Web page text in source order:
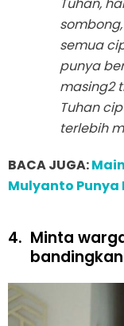
Tuhan,
semua
punya
masing2
Tuhan
terlebih
BACA JUGA:
Mulyanto Punya
4. Minta